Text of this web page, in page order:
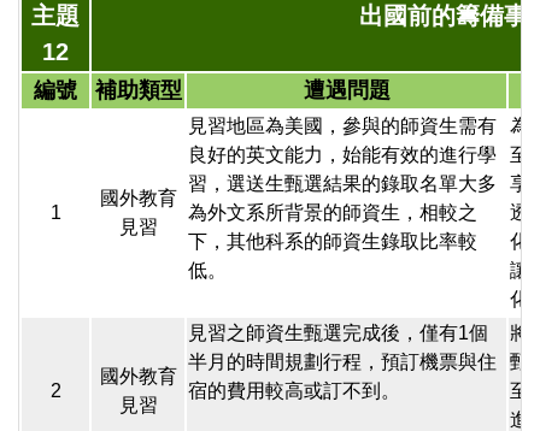
主題
12
出國前的籌備事
編號 補助類型 遭遇問題
1
國外教育
見習
見習地區為美國，參與的師資生需有
良好的英文能力，始能有效的進行學
習，選送生甄選結果的錄取名單大多
為外文系所背景的師資生，相較之
下，其他科系的師資生錄取比率較
低。
為
至
享
透
化
讓
化
2
國外教育
見習
見習之師資生甄選完成後，僅有1個
半月的時間規劃行程，預訂機票與住
宿的費用較高或訂不到。
將
甄
至
進